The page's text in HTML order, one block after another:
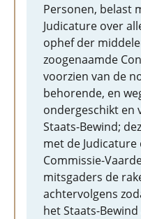
Personen, belast
Judicature over
ophef der
zoogenaamde
voorzien van de
behorende, en
ondergeschikt en
Staats-Bewind;
met de Judicature
Commissie-
mitsgaders de
achtervolgens
het Staats-